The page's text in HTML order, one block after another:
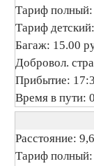
Тариф полный:
Тариф
Багаж: 15.00
Добровол.
Прибытие:
Время в пути:
Расстояние:
Тариф полный: